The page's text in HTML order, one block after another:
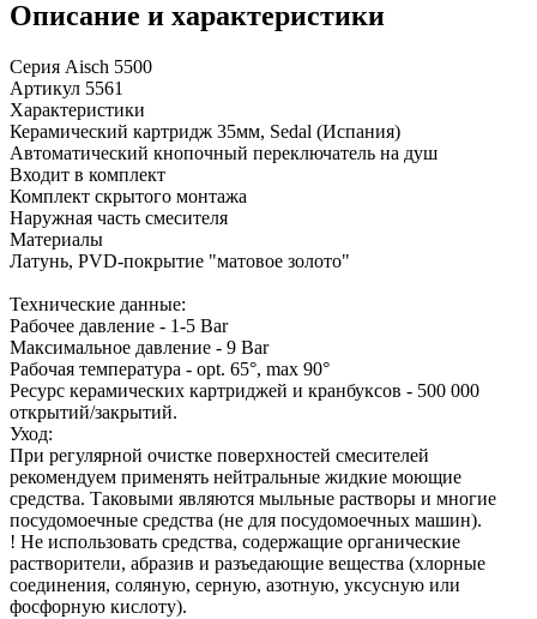
Описание и характеристики
Серия Aisch 5500
Артикул 5561
Характеристики
Керамический картридж 35мм, Sedal (Испания)
Автоматический кнопочный переключатель на душ
Входит в комплект
Комплект скрытого монтажа
Наружная часть смесителя
Материалы
Латунь, PVD-покрытие "матовое золото"
Технические данные:
Рабочее давление - 1-5 Bar
Максимальное давление - 9 Bar
Рабочая температура - opt. 65°, max 90°
Ресурс керамических картриджей и кранбуксов - 500 000
открытий/закрытий.
Уход:
При регулярной очистке поверхностей смесителей
рекомендуем применять нейтральные жидкие моющие
средства. Таковыми являются мыльные растворы и многие
посудомоечные средства (не для посудомоечных машин).
! Не использовать средства, содержащие органические
растворители, абразив и разъедающие вещества (хлорные
соединения, соляную, серную, азотную, уксусную или
фосфорную кислоту).